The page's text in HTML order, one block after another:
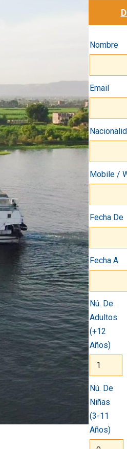
Nombre
Email
Mobile /
Fecha De
Fecha A
Nú. De
Adultos
(+12
Años)
Nú. De
Niñas
(3-11
Años)